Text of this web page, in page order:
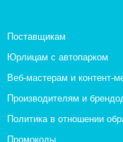
Поставщикам
Юрлицам с автопарком
Веб-мастерам и контент-
Производителям и
Политика в отношении
Промокоды